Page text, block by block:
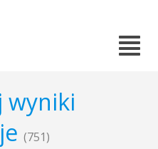
wyniki
(751)